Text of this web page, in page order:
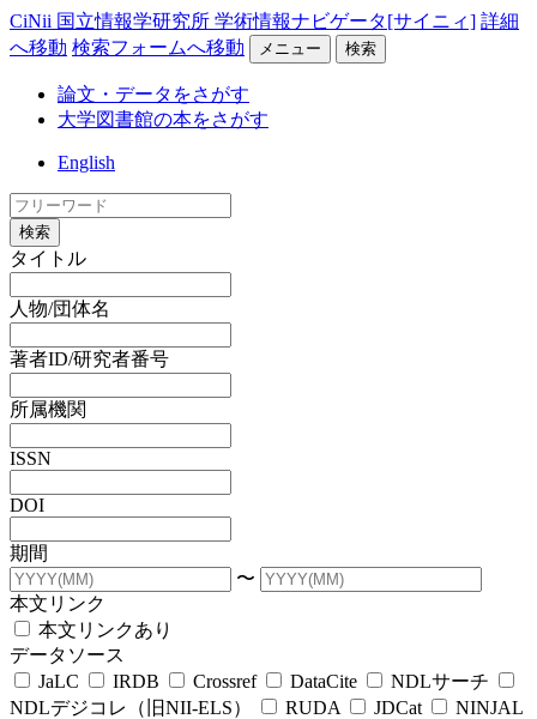
CiNii 国立情報学研究所 学術情報ナビゲータ[サイニィ] 詳細
へ移動 検索フォームへ移動 メニュー 検索
論文・データをさがす
大学図書館の本をさがす
English
検索
タイトル
人物/団体名
著者ID/研究者番号
所属機関
ISSN
DOI
期間
〜
本文リンク
本文リンクあり
データソース
JaLC
IRDB Crossref DataCite
NDLサーチ
NDLデジコレ（旧NII-ELS）
RUDA JDCat
NINJAL